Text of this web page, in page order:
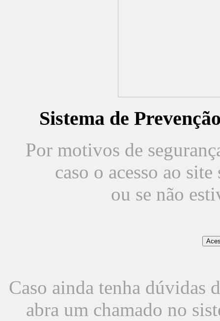
Sistema de
Por motivos de
caso o acesso ao
ou se não
Caso ainda tenha dúvidas
abra um chamado no